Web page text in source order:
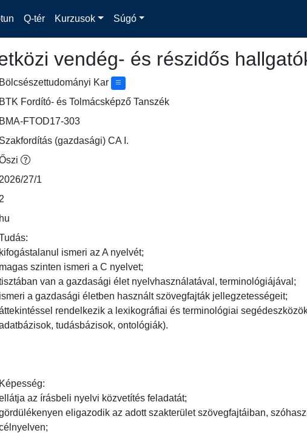
Q-tér Kurzusok Súgó
vendég- és részidős
Bölcsészettudományi Kar
BTK Fordító- és Tolmácsképző Tanszék
BMA-FTOD17-303
Szakfordítás (gazdasági) CA I.
2026/27/1
2
hu
kifogástalanul ismeri az A nyelvét;
magas szinten ismeri a C nyelvet;
van a gazdasági élet nyelvhasználatával, terminológiájával;
ismeri a gazdasági életben használt szövegfajták jellegzetességeit;
rendelkezik a lexikográfiai és terminológiai
tudásbázisok, ontológiák).
Képesség:
az írásbeli nyelvi közvetítés feladatát;
eligazodik az adott szakterület szövegfajtáiban,